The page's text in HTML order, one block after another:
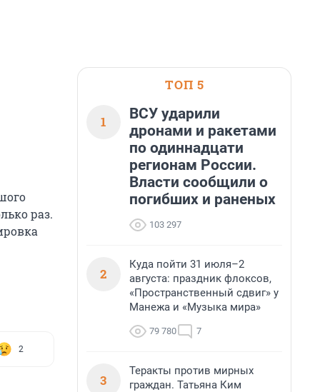
раз.
2
ТОП 5
1
ВСУ ударили
дронами и ракетами
по одиннадцати
регионам России.
Власти сообщили о
погибших и раненых
103 297
2
Куда пойти 31 июля–2
августа: праздник флоксов,
«Пространственный сдвиг» у
Манежа и «Музыка мира»
79 780 7
3
Теракты против мирных
граждан. Татьяна Ким